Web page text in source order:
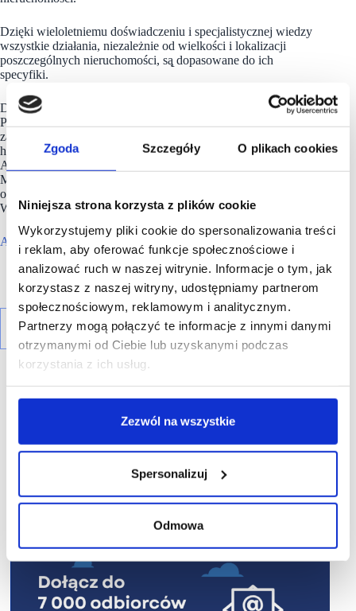
Zgoda Szczegóły O plikach cookies
Niniejsza strona korzysta z plików cookie
Wykorzystujemy pliki cookie do spersonalizowania treści
i reklam, aby oferować funkcje społecznościowe i
analizować ruch w naszej witrynie. Informacje o tym, jak
korzystasz z naszej witryny, udostępniamy partnerom
społecznościowym, reklamowym i analitycznym.
Partnerzy mogą połączyć te informacje z innymi danymi
otrzymanymi od Ciebie lub uzyskanymi podczas
korzystania z ich usług.
Zezwól na wszystkie
Spersonalizuj
Odmowa
Dzięki wieloletniemu doświadczeniu i specjalistycznej wiedzy
wszystkie działania, niezależnie od wielkości i lokalizacji
poszczególnych nieruchomości, są̨ dopasowane do ich
specyfiki.
Do największych inwestycji organizacji w Polsce należą
Posnania w Poznaniu i Manufaktura w Łodzi. APSYS Polska
zarządza obecnie ponad 700 000 mkw. GLA w 16 obiektach
handlowych zlokalizowanych w 12 największych miastach.
Apsys prowadzi także inwestycje mieszkaniowe – Solea
Mieszkania przy Wyścigach na warszawskim Mokotowie
oraz Ogrody Staromiejskie i Wrocławskie Lofty w centrum
Wrocławia.
Apsys Polska prowadzi również foodhall w Poznaniu.
R E K L A M A